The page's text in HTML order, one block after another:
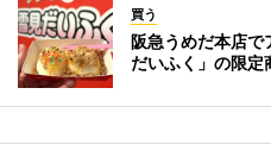
買う
阪急うめだ本店
だいふく」の限定